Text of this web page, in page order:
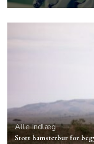
Alle Indlæg
Stort hamsterbur for